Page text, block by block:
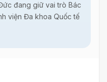
đang giữ vai trò Bác
viện Đa khoa Quốc tế